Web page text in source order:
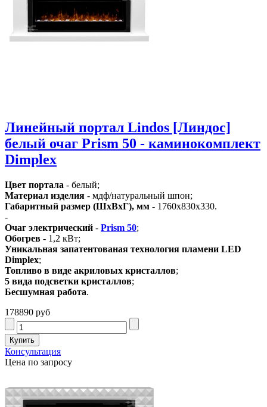
Линейный портал Lindos [Линдос]
белый очаг Prism 50 - каминокомплект
Dimplex
Цвет портала - белый;
Материал изделия - мдф/натуральный шпон;
Габаритный размер (ШхВхГ), мм - 1760х830х330.
-
Очаг электрический - Prism 50;
Обогрев - 1,2 кВт;
Уникальная запатентованая технология пламени LED
Dimplex;
Топливо в виде акриловых кристаллов;
5 вида подсветки кристаллов;
Бесшумная работа.
178890 руб
Консультация
Цена по запросу